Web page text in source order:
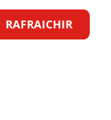
RAFRAICHIR